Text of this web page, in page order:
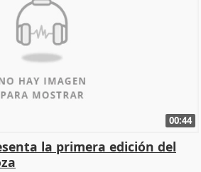
00:44
la primera edición del